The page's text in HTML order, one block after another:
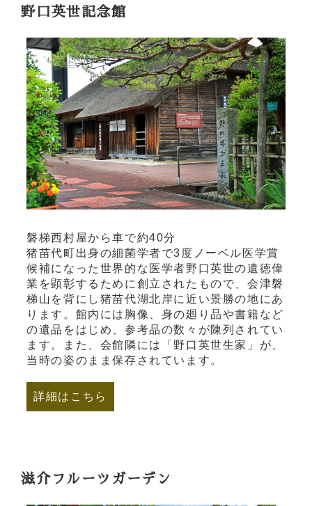
野口英世記念館
磐梯西村屋から車で約40分
猪苗代町出身の細菌学者で3度ノーベル医学賞
候補になった世界的な医学者野口英世の遺徳偉
業を顕彰するために創立されたもので、会津磐
梯山を背にし猪苗代湖北岸に近い景勝の地にあ
ります。館内には胸像、身の廻り品や書籍など
の遺品をはじめ、参考品の数々が陳列されてい
ます。また、会館隣には「野口英世生家」が、
当時の姿のまま保存されています。
詳細はこちら
滋介フルーツガーデン